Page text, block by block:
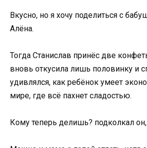
Вкусно, но я хочу поделиться с
Алёна.
Тогда Станислав принёс две
вновь откусила лишь половинку и
удивлялся, как ребёнок умеет
мире, где всё пахнет сладостью.
Кому теперь делишь? подколкал